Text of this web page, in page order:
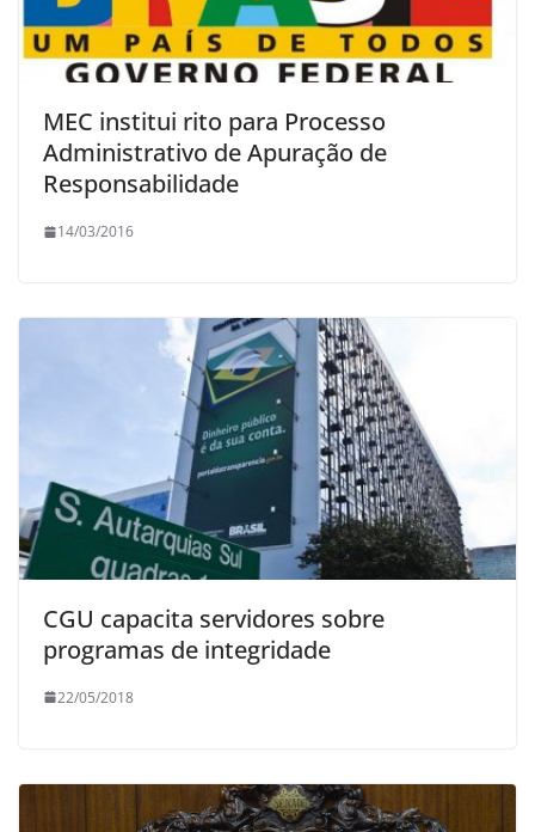
MEC institui rito para Processo
Administrativo de Apuração de
Responsabilidade
14/03/2016
CGU capacita servidores sobre
programas de integridade
22/05/2018